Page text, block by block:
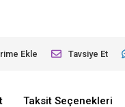
Ekle Tavsiye Et
Taksit Seçenekleri